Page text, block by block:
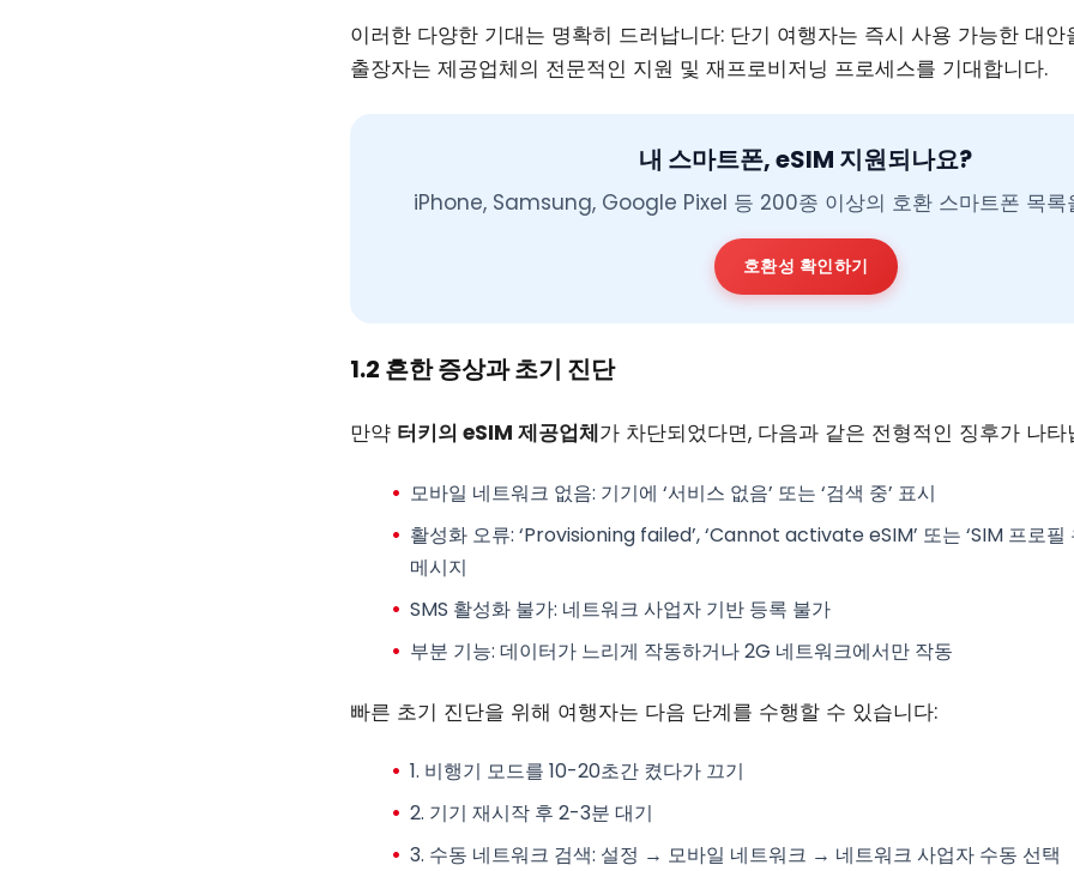
이러한 다양한 기대는 명확히 드러납니다: 단기 여행자는 즉시 사용 가능한 대안
출장자는 제공업체의 전문적인 지원 및 재프로비저닝 프로세스를 기대합니다.
내 스마트폰, eSIM 지원되나요?
iPhone, Samsung, Google Pixel 등 200종 이상의 호환 스마트폰 목록
호환성 확인하기
1.2 흔한 증상과 초기 진단
만약 터키의 eSIM 제공업체가 차단되었다면, 다음과 같은 전형적인 징후가 나타
모바일 네트워크 없음: 기기에 ‘서비스 없음’ 또는 ‘검색 중’ 표시
활성화 오류: ‘Provisioning failed’, ‘Cannot activate eSIM’ 또는 ‘SIM 프로필
메시지
SMS 활성화 불가: 네트워크 사업자 기반 등록 불가
부분 기능: 데이터가 느리게 작동하거나 2G 네트워크에서만 작동
빠른 초기 진단을 위해 여행자는 다음 단계를 수행할 수 있습니다:
1. 비행기 모드를 10-20초간 켰다가 끄기
2. 기기 재시작후 2-3분 대기
3. 수동 네트워크 검색: 설정 → 모바일 네트워크 → 네트워크 사업자 수동 선택